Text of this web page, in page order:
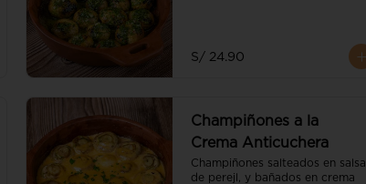
S/ 24.90
Champiñones a la
Crema Anticuchera
Champiñones salteados en salsa
de perejl, y bañados en crema